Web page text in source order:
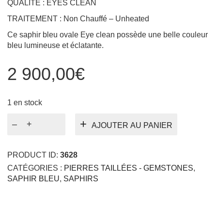
Ce saphir bleu ovale Eye clean possède une belle couleur
bleu lumineuse et éclatante.
2 900,00€
1 en stock
de
Cornflower
PRODUCT ID: